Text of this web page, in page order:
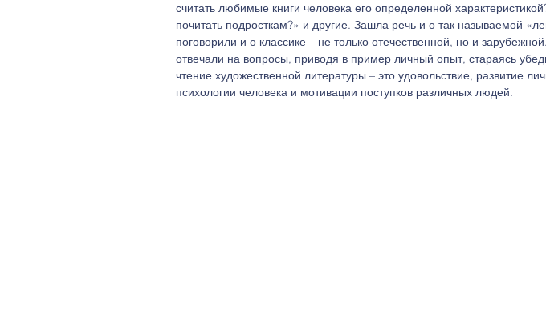
считать любимые книги человека его определенной
почитать подросткам?» и другие. Зашла речь и о так называемой
поговорили и о классике – не только отечественной, но и
отвечали на вопросы, приводя в пример личный опыт, стараясь
чтение художественной литературы – это удовольствие, развитие
психологии человека и мотивации поступков различных людей.